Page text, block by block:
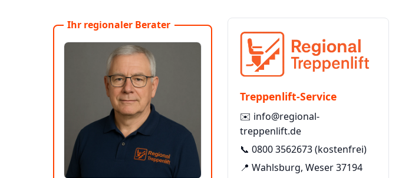
Ihr regionaler Berater
Treppenlift-Service
✉️ info@regional-
treppenlift.de
📞 0800 3562673(kostenfrei)
📍 Wahlsburg, Weser 37194